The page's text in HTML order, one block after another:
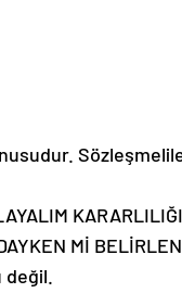
Mİ
değil.